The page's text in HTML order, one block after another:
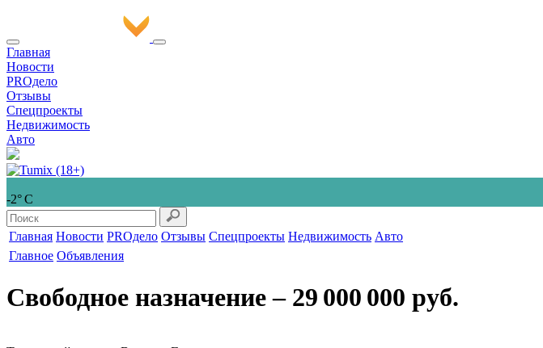
Главная
Новости
PROдело
Отзывы
Спецпроекты
Недвижимость
Авто
-2° С
Главная Новости PROдело Отзывы Спецпроекты Недвижимость Авто
Главное Объявления
Свободное назначение‒ 29 000 000 руб.